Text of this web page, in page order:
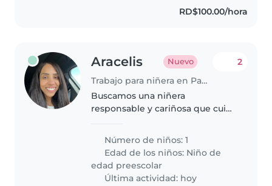
RD$100.00/hora
Aracelis Nuevo
Trabajo para niñera en Pantanal
2
Buscamos una niñera
responsable y cariñosa que cuide
preescolar, lleno de energía e
inteligencia. Debe estar cómoda
con tareas domésticas básicas.
Contáctanos..
Número de niños: 1
Edad de los niños: Niño de
edad preescolar
Última actividad: hoy